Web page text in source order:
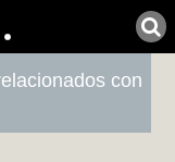
con